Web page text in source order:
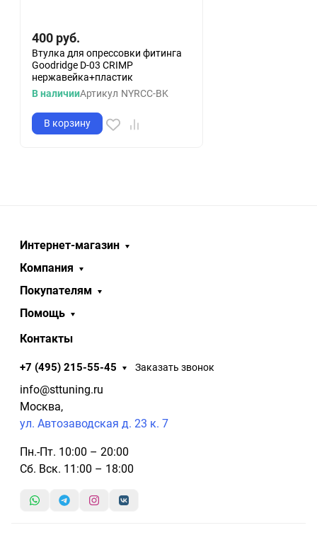
400 руб.
Втулка для опрессовки фитинга
Goodridge D-03 CRIMP
нержавейка+пластик
В наличииАртикул NYRCC-BK
В корзину
Интернет-магазин
Компания
Покупателям
Помощь
Контакты
+7 (495) 215-55-45 Заказать звонок
info@sttuning.ru
Москва,
ул. Автозаводская д. 23 к. 7
Пн.-Пт. 10:00 – 20:00
Сб. Вск. 11:00 – 18:00